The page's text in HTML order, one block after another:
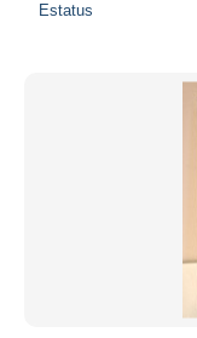
Estatus